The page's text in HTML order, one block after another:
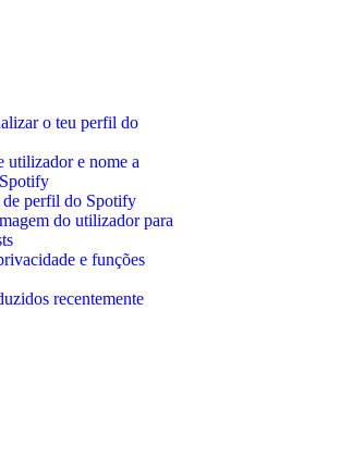
o teu perfil do
utilizador e nome a
de perfil do Spotify
do utilizador para
e funções
recentemente